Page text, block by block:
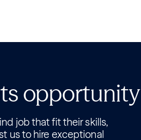
opportunity
job that fit their skills,
us to hire exceptional